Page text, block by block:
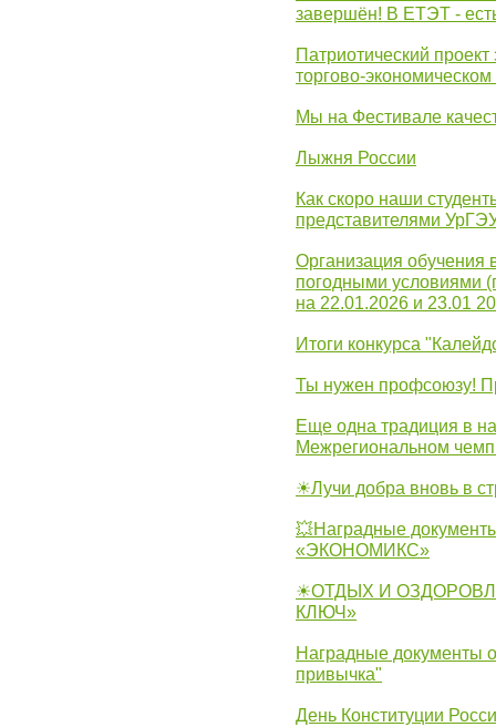
завершён! В ЕТЭТ -
Патриотический
торгово-
Мы на Фестивале
Лыжня России
Как скоро наши
представителями
Организация обучения
погодными условиями
на 22.01.2026 и 23.01
Итоги конкурса
Ты нужен профсоюзу!
Еще одна традиция в
Межрегиональном
☀Лучи добра вновь в
💥Наградные
«ЭКОНОМИКС»
☀ОТДЫХ И
КЛЮЧ»
Наградные документы
привычка"
День Конституции